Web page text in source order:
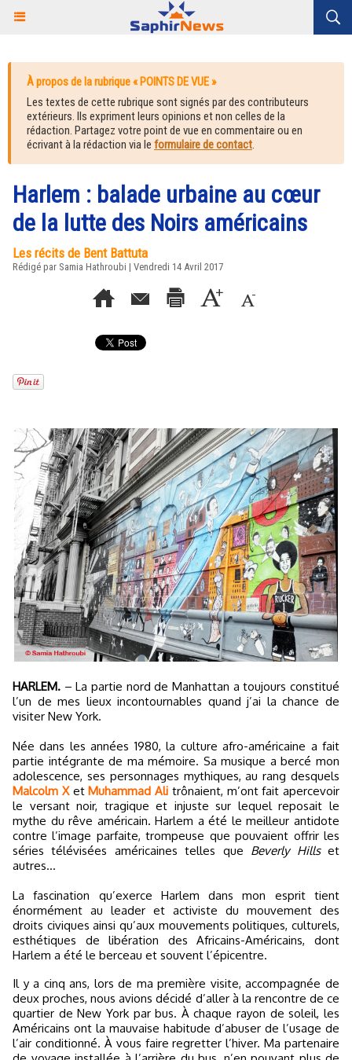
À propos de la rubrique « POINTS DE VUE »
Les textes de cette rubrique sont signés par des contributeurs
extérieurs. Ils expriment leurs opinions et non celles de la
rédaction. Partagez votre point de vue en commentaire ou en
écrivant à la rédaction via le formulaire de contact.
Harlem : balade urbaine au cœur
de la lutte des Noirs américains
Les récits de Bent Battuta
Rédigé par Samia Hathroubi | Vendredi 14 Avril 2017
HARLEM. – La partie nord de Manhattan a toujours constitué
l’un de mes lieux incontournables quand j’ai la chance de
visiter New York.
Née dans les années 1980, la culture afro-américaine a fait
partie intégrante de ma mémoire. Sa musique a bercé mon
adolescence, ses personnages mythiques, au rang desquels
Malcolm X etMuhammad Ali trônaient, m’ont fait apercevoir
le versant noir, tragique et injuste sur lequel reposait le
mythe du rêve américain. Harlem a été le meilleur antidote
contre l’image parfaite, trompeuse que pouvaient offrir les
séries télévisées américaines telles que Beverly Hillset
autres…
La fascination qu’exerce Harlem dans mon esprit tient
énormément au leader et activiste du mouvement des
droits civiques ainsi qu’aux mouvements politiques, culturels,
esthétiques de libération des Africains-Américains, dont
Harlem a été le berceau et souvent l’épicentre.
Il y a cinq ans, lors de ma première visite, accompagnée de
deux proches, nous avions décidé d’aller à la rencontre de ce
quartier de New York par bus. À chaque rayon de soleil, les
Américains ont la mauvaise habitude d’abuser de l’usage de
l’air conditionné. À vous faire regretter l’hiver. Ma partenaire